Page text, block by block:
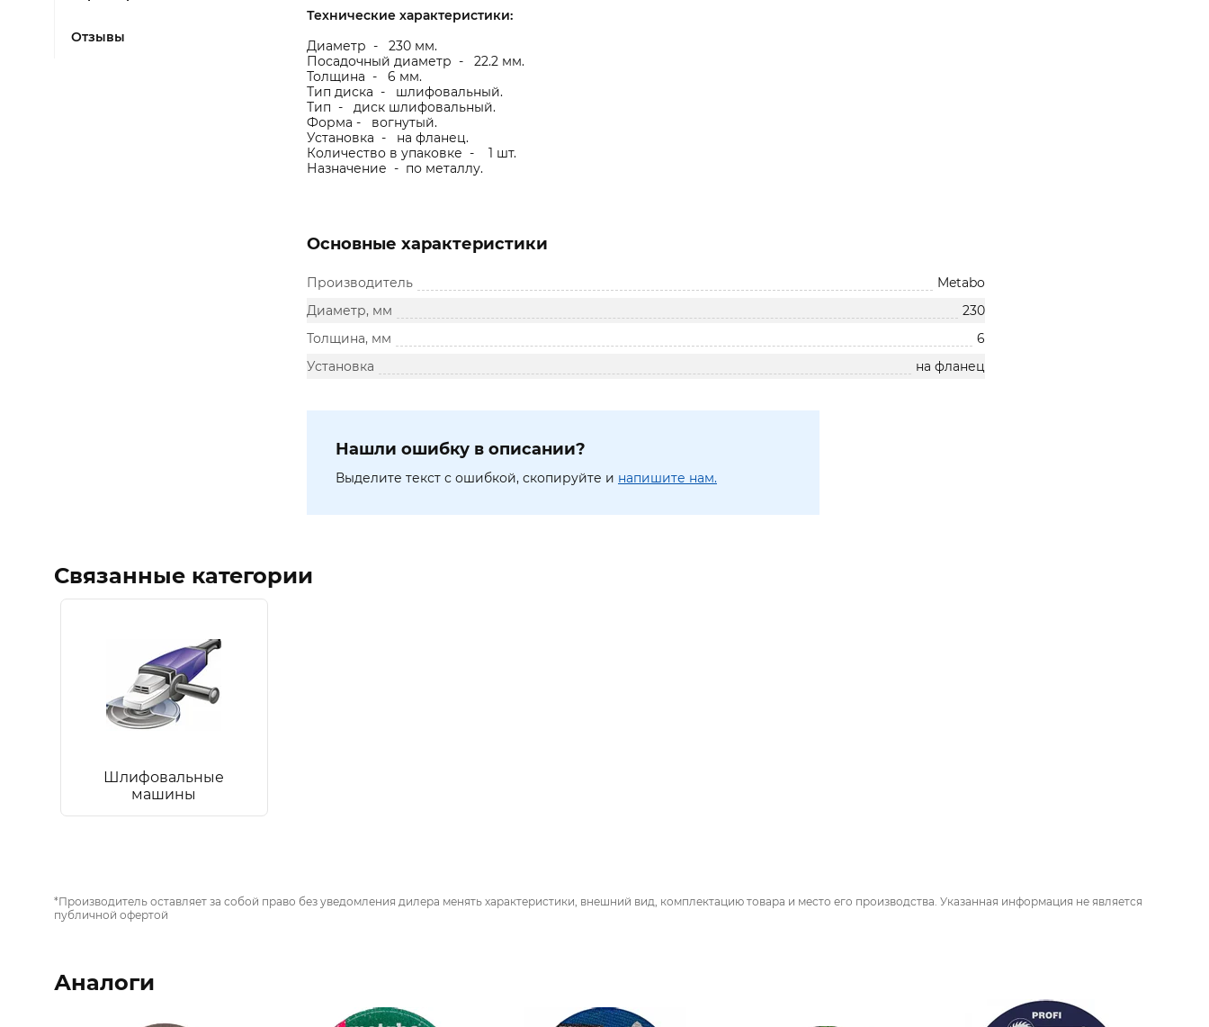
Отзывы
Технические характеристики:
Диаметр - 230 мм.
Посадочный диаметр - 22.2 мм.
Толщина - 6 мм.
Тип диска - шлифовальный.
Тип - диск шлифовальный.
Форма - вогнутый.
Установка - на фланец.
Количество в упаковке - 1 шт.
Назначение - по металлу.
Основные характеристики
Производитель
Metabo
Диаметр, мм
230
Толщина, мм
6
Установка
на фланец
Нашли ошибку в описании?
Выделите текст с ошибкой, скопируйте и напишите нам.
Связанные категории
Шлифовальные
машины
*Производитель оставляет за собой право без уведомления дилера менять характеристики, внешний вид, комплектацию товара и место его производства. Указанная информация не является
публичной офертой
Аналоги